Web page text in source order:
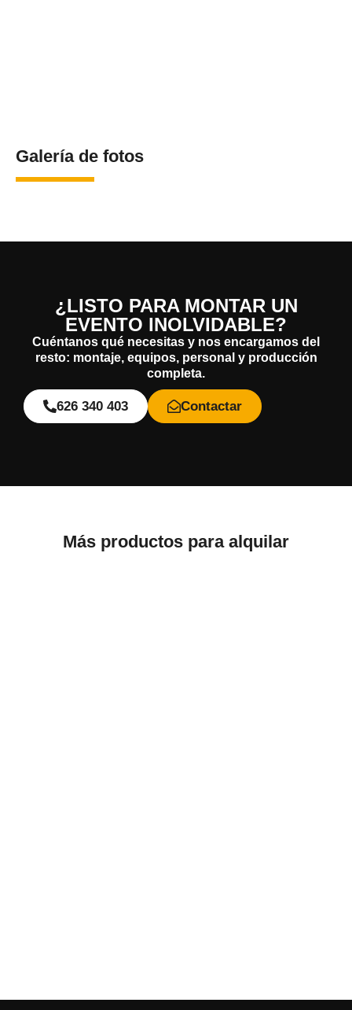
Galería de fotos
¿LISTO PARA MONTAR UN
EVENTO INOLVIDABLE?
Cuéntanos qué necesitas y nos encargamos del
resto: montaje, equipos, personal y producción
completa.
626 340 403 Contactar
Más productos para alquilar